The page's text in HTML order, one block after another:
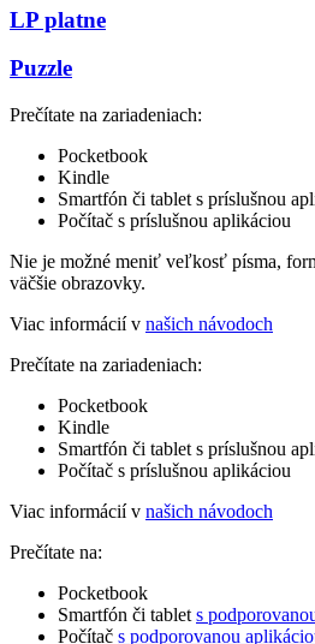
LP platne
Puzzle
Prečítate na zariadeniach:
Pocketbook
Kindle
Smartfón či tablet s príslušnou
Počítač s príslušnou aplikáciou
Nie je možné meniť veľkosť písma,
väčšie obrazovky.
Viac informácií v našich návodoch
Prečítate na zariadeniach:
Pocketbook
Kindle
Smartfón či tablet s príslušnou
Počítač s príslušnou aplikáciou
Viac informácií v našich návodoch
Prečítate na:
Pocketbook
Smartfón či tablet s
Počítač s podporovanou